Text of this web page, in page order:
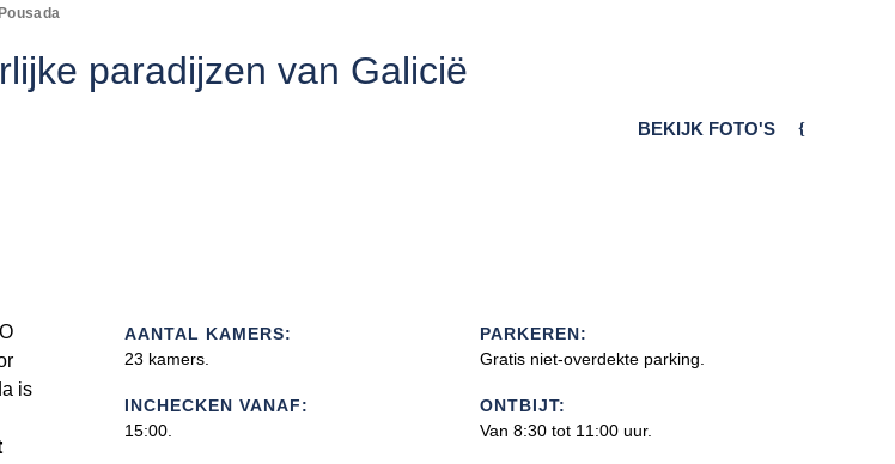
paradijzen van Galicië
BEKIJK FOTO'S
is
AANTAL KAMERS:
23 kamers.
INCHECKEN VANAF:
15:00.
PARKEREN:
Gratis niet-overdekte parking.
ONTBIJT:
Van 8:30 tot 11:00 uur.